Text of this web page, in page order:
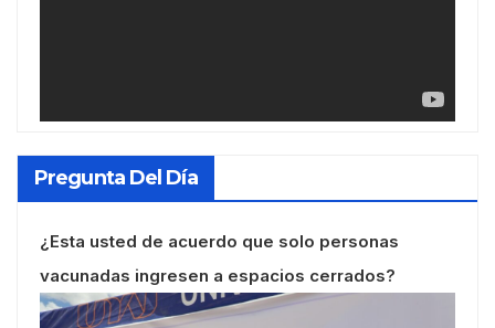
Pregunta Del Día
¿Esta usted de acuerdo que solo personas
vacunadas ingresen a espacios cerrados?